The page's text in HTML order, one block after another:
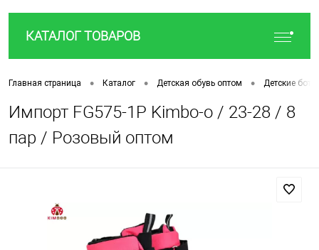
КАТАЛОГ ТОВАРОВ
Главная страница • Каталог • Детская обувь оптом • Детские
Импорт FG575-1P Kimbo-o / 23-28 / 8
пар / Розовый оптом